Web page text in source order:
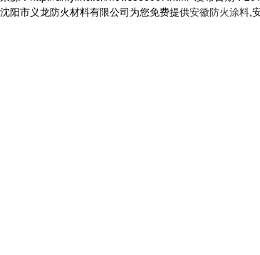
沈阳市义龙防火材料有限公司为您免费提供安徽防火涂料,